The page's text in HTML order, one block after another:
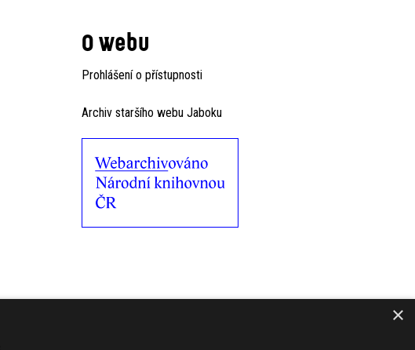
O webu
Prohlášení o přístupnosti
Archiv staršího webu Jaboku
×